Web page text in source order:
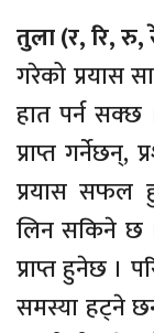
तुला (र, रि, रु,
गरेको प्रयास
हात पर्न सक्छ
प्राप्त गर्नेछन्,
प्रयास सफल
लिन सकिने छ ।
प्राप्त हुनेछ ।
समस्या हट्ने